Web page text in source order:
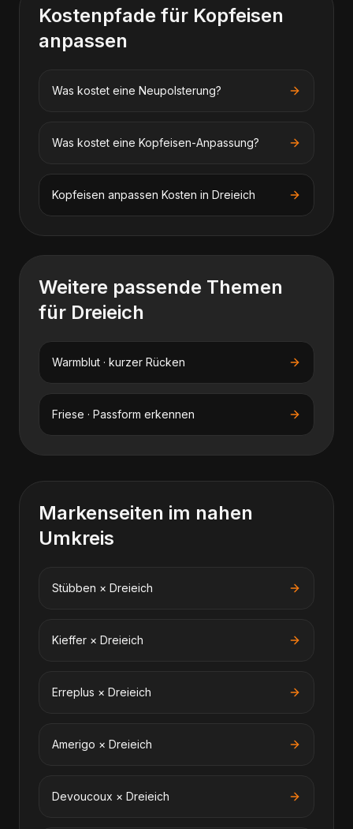
Kostenpfade für Kopfeisen
anpassen
Was kostet eine Neupolsterung?
Was kostet eine Kopfeisen-Anpassung?
Kopfeisen anpassen Kosten in Dreieich
Weitere passende Themen
für Dreieich
Warmblut · kurzer Rücken
Friese · Passform erkennen
Markenseiten im nahen
Umkreis
Stübben × Dreieich
Kieffer × Dreieich
Erreplus × Dreieich
Amerigo × Dreieich
Devoucoux × Dreieich